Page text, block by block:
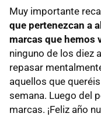
Muy importante
que pertenezcan a
marcas que hemos
ninguno de los diez
repasar
aquellos que
semana. Luego del
marcas. ¡Feliz año